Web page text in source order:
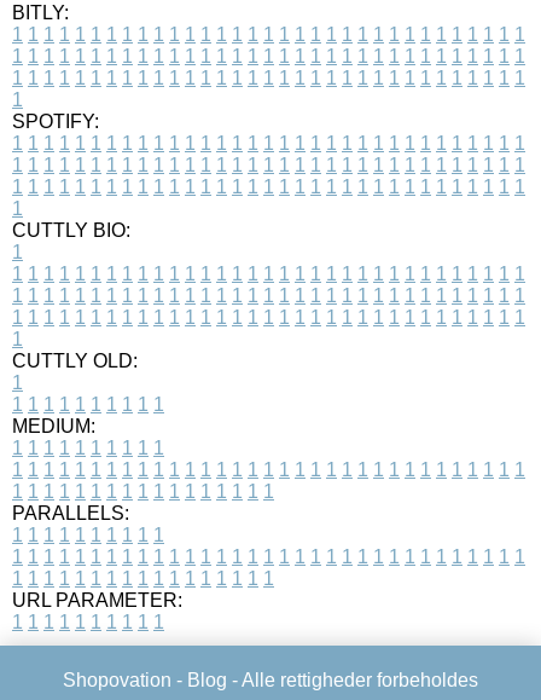
BITLY:
1 1 1 1 1 1 1 1 1 1 1 1 1 1 1 1 1 1 1 1 1 1 1 1 1 1 1 1 1 1 1 1 1
1 1 1 1 1 1 1 1 1 1 1 1 1 1 1 1 1 1 1 1 1 1 1 1 1 1 1 1 1 1 1 1 1
1 1 1 1 1 1 1 1 1 1 1 1 1 1 1 1 1 1 1 1 1 1 1 1 1 1 1 1 1 1 1 1 1
1
SPOTIFY:
1 1 1 1 1 1 1 1 1 1 1 1 1 1 1 1 1 1 1 1 1 1 1 1 1 1 1 1 1 1 1 1 1
1 1 1 1 1 1 1 1 1 1 1 1 1 1 1 1 1 1 1 1 1 1 1 1 1 1 1 1 1 1 1 1 1
1 1 1 1 1 1 1 1 1 1 1 1 1 1 1 1 1 1 1 1 1 1 1 1 1 1 1 1 1 1 1 1 1
1
CUTTLY BIO:
1
1 1 1 1 1 1 1 1 1 1 1 1 1 1 1 1 1 1 1 1 1 1 1 1 1 1 1 1 1 1 1 1 1
1 1 1 1 1 1 1 1 1 1 1 1 1 1 1 1 1 1 1 1 1 1 1 1 1 1 1 1 1 1 1 1 1
1 1 1 1 1 1 1 1 1 1 1 1 1 1 1 1 1 1 1 1 1 1 1 1 1 1 1 1 1 1 1 1 1
1
CUTTLY OLD:
1
1 1 1 1 1 1 1 1 1 1
MEDIUM:
1 1 1 1 1 1 1 1 1 1
1 1 1 1 1 1 1 1 1 1 1 1 1 1 1 1 1 1 1 1 1 1 1 1 1 1 1 1 1 1 1 1 1
1 1 1 1 1 1 1 1 1 1 1 1 1 1 1 1 1
PARALLELS:
1 1 1 1 1 1 1 1 1 1
1 1 1 1 1 1 1 1 1 1 1 1 1 1 1 1 1 1 1 1 1 1 1 1 1 1 1 1 1 1 1 1 1
1 1 1 1 1 1 1 1 1 1 1 1 1 1 1 1 1
URL PARAMETER:
1 1 1 1 1 1 1 1 1 1
Shopovation - Blog - Alle rettigheder forbeholdes